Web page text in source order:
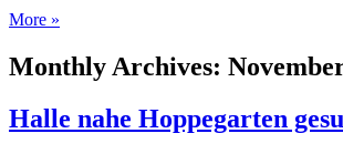
More »
Monthly Archives:
Halle nahe Hoppegarten